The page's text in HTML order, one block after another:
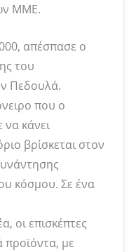
ΜΜΕ.
απέσπασε ο
του
Πεδουλά.
που ο
κάνει
βρίσκεται στον
κόσμου. Σε ένα
οι επισκέπτες
με